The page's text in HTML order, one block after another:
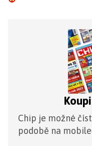
Chip je možné
podobě na